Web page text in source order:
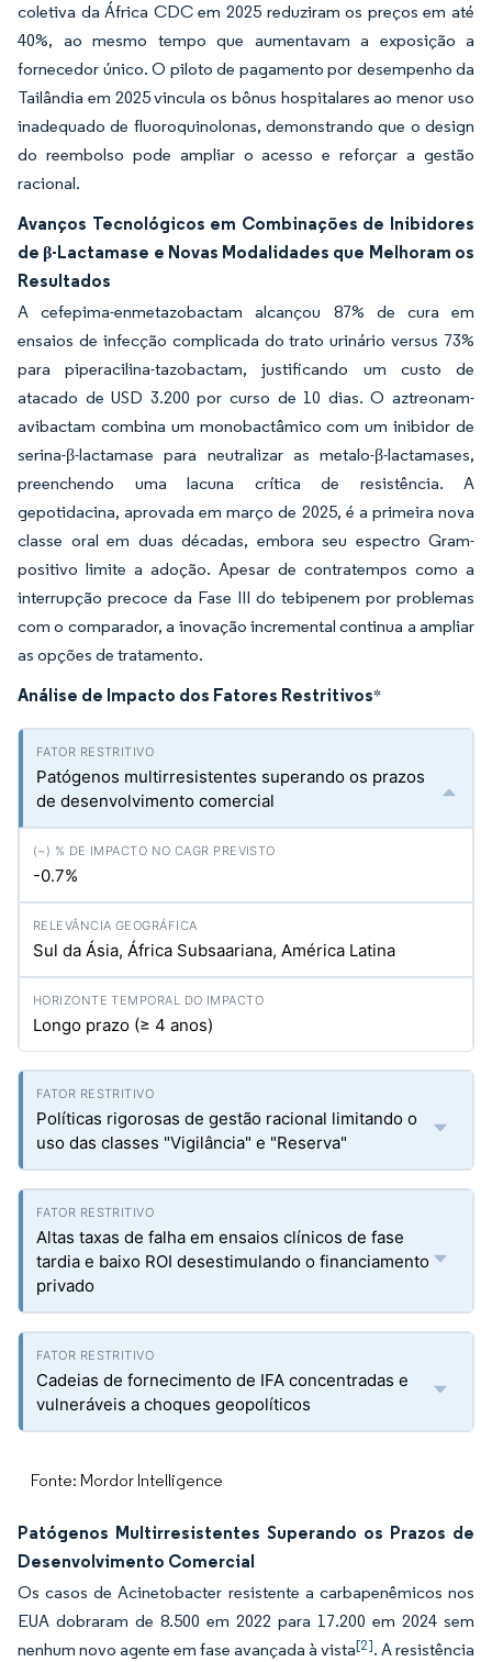
coletiva da África CDC em 2025 reduziram os preços em até
40%, ao mesmo tempo que aumentavam a exposição a
fornecedor único. O piloto de pagamento por desempenho da
Tailândia em 2025 vincula os bônus hospitalares ao menor uso
inadequado de fluoroquinolonas, demonstrando que o design
do reembolso pode ampliar o acesso e reforçar a gestão
racional.
Avanços Tecnológicos em Combinações de Inibidores
de β-Lactamase e Novas Modalidades que Melhoram os
Resultados
A cefepima-enmetazobactam alcançou 87% de cura em
ensaios de infecção complicada do trato urinário versus 73%
para piperacilina-tazobactam, justificando um custo de
atacado de USD 3.200 por curso de 10 dias. O aztreonam-
avibactam combina um monobactâmico com um inibidor de
serina-β-lactamase para neutralizar as metalo-β-lactamases,
preenchendo uma lacuna crítica de resistência. A
gepotidacina, aprovada em março de 2025, é a primeira nova
classe oral em duas décadas, embora seu espectro Gram-
positivo limite a adoção. Apesar de contratempos como a
interrupção precoce da Fase III do tebipenem por problemas
com o comparador, a inovação incremental continua a ampliar
as opções de tratamento.
Análise de Impacto dos Fatores Restritivos*
Patógenos multirresistentes superando os prazos
de desenvolvimento comercial
-0.7%
Sul da Ásia, África Subsaariana, América Latina
Longo prazo (≥ 4 anos)
Políticas rigorosas de gestão racional limitando o
uso das classes "Vigilância" e "Reserva"
Altas taxas de falha em ensaios clínicos de fase
tardia e baixo ROI desestimulando o financiamento
privado
Cadeias de fornecimento de IFA concentradas e
vulneráveis a choques geopolíticos
Fonte: Mordor Intelligence
Patógenos Multirresistentes Superando os Prazos de
Desenvolvimento Comercial
Os casos de Acinetobacter resistente a carbapenêmicos nos
EUA dobraram de 8.500 em 2022 para 17.200 em 2024 sem
nenhum novo agente em fase avançada à vista[2]. A resistência